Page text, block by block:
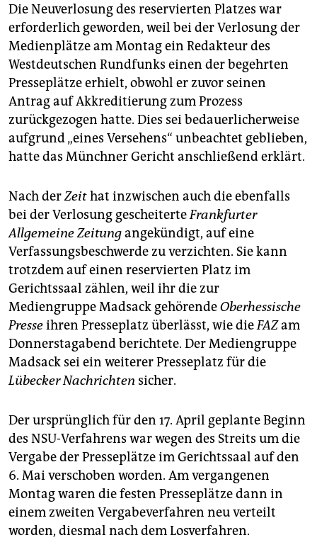
Die Neuverlosung des reservierten Platzes war
erforderlich geworden, weil bei der Verlosung der
Medienplätze am Montag ein Redakteur des
Westdeutschen Rundfunks einen der begehrten
Presseplätze erhielt, obwohl er zuvor seinen
Antrag auf Akkreditierung zum Prozess
zurückgezogen hatte. Dies sei bedauerlicherweise
aufgrund „eines Versehens“ unbeachtet geblieben,
hatte das Münchner Gericht anschließend erklärt.
Nach derZeithat inzwischen auch die ebenfalls
bei der Verlosung gescheiterteFrankfurter
Allgemeine Zeitungangekündigt, auf eine
Verfassungsbeschwerde zu verzichten. Sie kann
trotzdem auf einen reservierten Platz im
Gerichtssaal zählen, weil ihr die zur
Mediengruppe Madsack gehörendeOberhessische
Presseihren Presseplatz überlässt, wie dieFAZam
Donnerstagabend berichtete. Der Mediengruppe
Madsack sei ein weiterer Presseplatz für die
Lübecker Nachrichten sicher.
Der ursprünglich für den 17. April geplante Beginn
des NSU-Verfahrens war wegen des Streits um die
Vergabe der Presseplätze im Gerichtssaal auf den
6. Mai verschoben worden. Am vergangenen
Montag waren die festen Presseplätze dann in
einem zweiten Vergabeverfahren neu verteilt
worden, diesmal nach dem Losverfahren.